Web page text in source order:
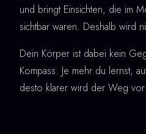
und bringt Einsichten, die im
sichtbar waren. Deshalb wird
Dein Körper ist dabei kein
Kompass. Je mehr du lernst,
desto klarer wird der Weg